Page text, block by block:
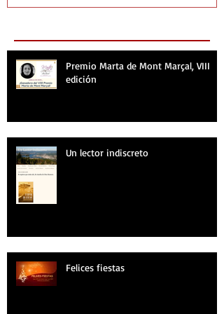
Premio Marta de Mont Marçal, VIII
edición
Un lector indiscreto
Felices fiestas